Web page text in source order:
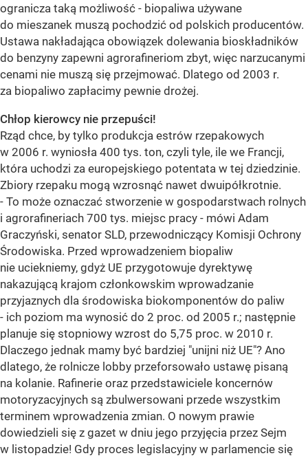
ogranicza taką możliwość - biopaliwa używane
do mieszanek muszą pochodzić od polskich producentów.
Ustawa nakładająca obowiązek dolewania bioskładników
do benzyny zapewni agrorafineriom zbyt, więc narzucanymi
cenami nie muszą się przejmować. Dlatego od 2003 r.
za biopaliwo zapłacimy pewnie drożej.
Chłop kierowcy nie przepuści!
Rząd chce, by tylko produkcja estrów rzepakowych
w 2006 r. wyniosła 400 tys. ton, czyli tyle, ile we Francji,
która uchodzi za europejskiego potentata w tej dziedzinie.
Zbiory rzepaku mogą wzrosnąć nawet dwuipółkrotnie.
- To może oznaczać stworzenie w gospodarstwach rolnych
i agrorafineriach 700 tys. miejsc pracy - mówi Adam
Graczyński, senator SLD, przewodniczący Komisji Ochrony
Środowiska. Przed wprowadzeniem biopaliw
nie uciekniemy, gdyż UE przygotowuje dyrektywę
nakazującą krajom członkowskim wprowadzanie
przyjaznych dla środowiska biokomponentów do paliw
- ich poziom ma wynosić do 2 proc. od 2005 r.; następnie
planuje się stopniowy wzrost do 5,75 proc. w 2010 r.
Dlaczego jednak mamy być bardziej "unijni niż UE"? Ano
dlatego, że rolnicze lobby przeforsowało ustawę pisaną
na kolanie. Rafinerie oraz przedstawiciele koncernów
motoryzacyjnych są zbulwersowani przede wszystkim
terminem wprowadzenia zmian. O nowym prawie
dowiedzieli się z gazet w dniu jego przyjęcia przez Sejm
w listopadzie! Gdy proces legislacyjny w parlamencie się